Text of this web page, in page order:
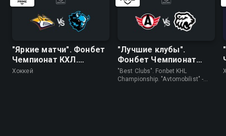
"Яркие матчи". Фонбет
Чемпионат КХЛ.
"Металлург" (Мг) -
Хоккей
"Лучшие клубы".
Фонбет Чемпионат
КХЛ. "Автомобилист" -
"Трактор"
"Best Clubs". Fonbet KHL
Championship. "Avtomobilist" -